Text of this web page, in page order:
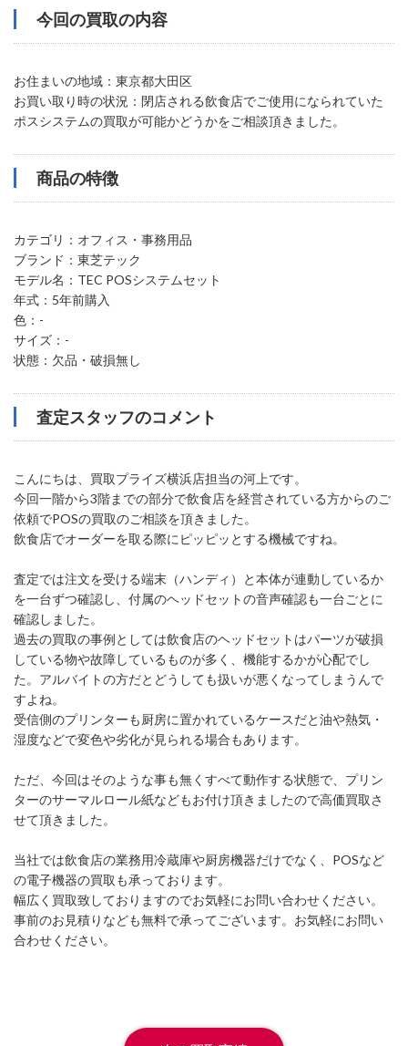
今回の買取の内容
お住まいの地域：東京都大田区
お買い取り時の状況：閉店される飲食店でご使用になられていた
ポスシステムの買取が可能かどうかをご相談頂きました。
商品の特徴
カテゴリ：オフィス・事務用品
ブランド：東芝テック
モデル名：TEC POSシステムセット
年式：5年前購入
色：-
サイズ：-
状態：欠品・破損無し
査定スタッフのコメント
こんにちは、買取プライズ横浜店担当の河上です。
今回一階から3階までの部分で飲食店を経営されている方からのご
依頼でPOSの買取のご相談を頂きました。
飲食店でオーダーを取る際にピッピッとする機械ですね。
査定では注文を受ける端末（ハンディ）と本体が連動しているか
を一台ずつ確認し、付属のヘッドセットの音声確認も一台ごとに
確認しました。
過去の買取の事例としては飲食店のヘッドセットはパーツが破損
している物や故障しているものが多く、機能するかが心配でし
た。アルバイトの方だとどうしても扱いが悪くなってしまうんで
すよね。
受信側のプリンターも厨房に置かれているケースだと油や熱気・
湿度などで変色や劣化が見られる場合もあります。
ただ、今回はそのような事も無くすべて動作する状態で、プリン
ターのサーマルロール紙などもお付け頂きましたので高価買取さ
せて頂きました。
当社では飲食店の業務用冷蔵庫や厨房機器だけでなく、POSなど
の電子機器の買取も承っております。
幅広く買取致しておりますのでお気軽にお問い合わせください。
事前のお見積りなども無料で承ってございます。お気軽にお問い
合わせください。